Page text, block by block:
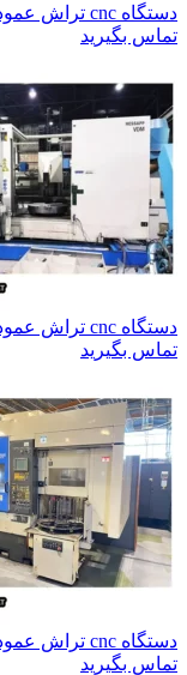
دستگاه cnc تراش عمودی 3محور EMAG مدل VSC 500
تماس بگیرید
دستگاه cnc تراش عمودی مدل HESSAPP VDM 1200-11
تماس بگیرید
دستگاه cnc تراش عمودی 2محور HITACHISEIKIمدل CS25
تماس بگیرید